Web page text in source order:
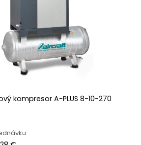
kompresor A-PLUS 8-10-270